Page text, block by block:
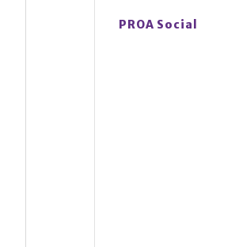
PROA Social